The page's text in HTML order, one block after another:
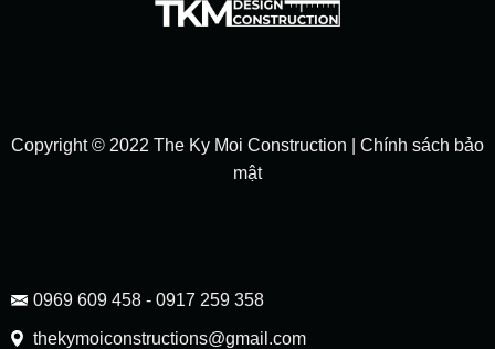
Copyright © 2022 The Ky Moi Construction | Chính sách bảo
mật
0969 609 458 - 0917 259 358
thekymoiconstructions@gmail.com